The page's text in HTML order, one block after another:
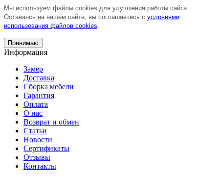
Мы используем файлы cookies для улучшения работы сайта.
Оставаясь на нашем сайте, вы соглашаетесь с условиями
использования файлов cookies.
Принимаю
Информация
Замер
Доставка
Сборка мебели
Гарантия
Оплата
О нас
Возврат и обмен
Статьи
Новости
Сертификаты
Отзывы
Контакты